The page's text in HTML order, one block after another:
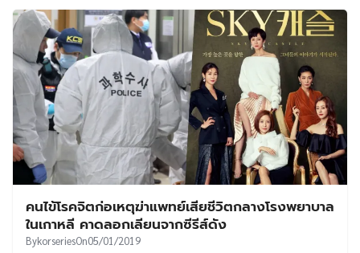
คนไข้โรคจิตก่อเหตุฆ่าแพทย์เสียชีวิตกลางโรงพยาบาล
ในเกาหลี คาดลอกเลียนจากซีรีส์ดัง
BykorseriesOn05/01/2019